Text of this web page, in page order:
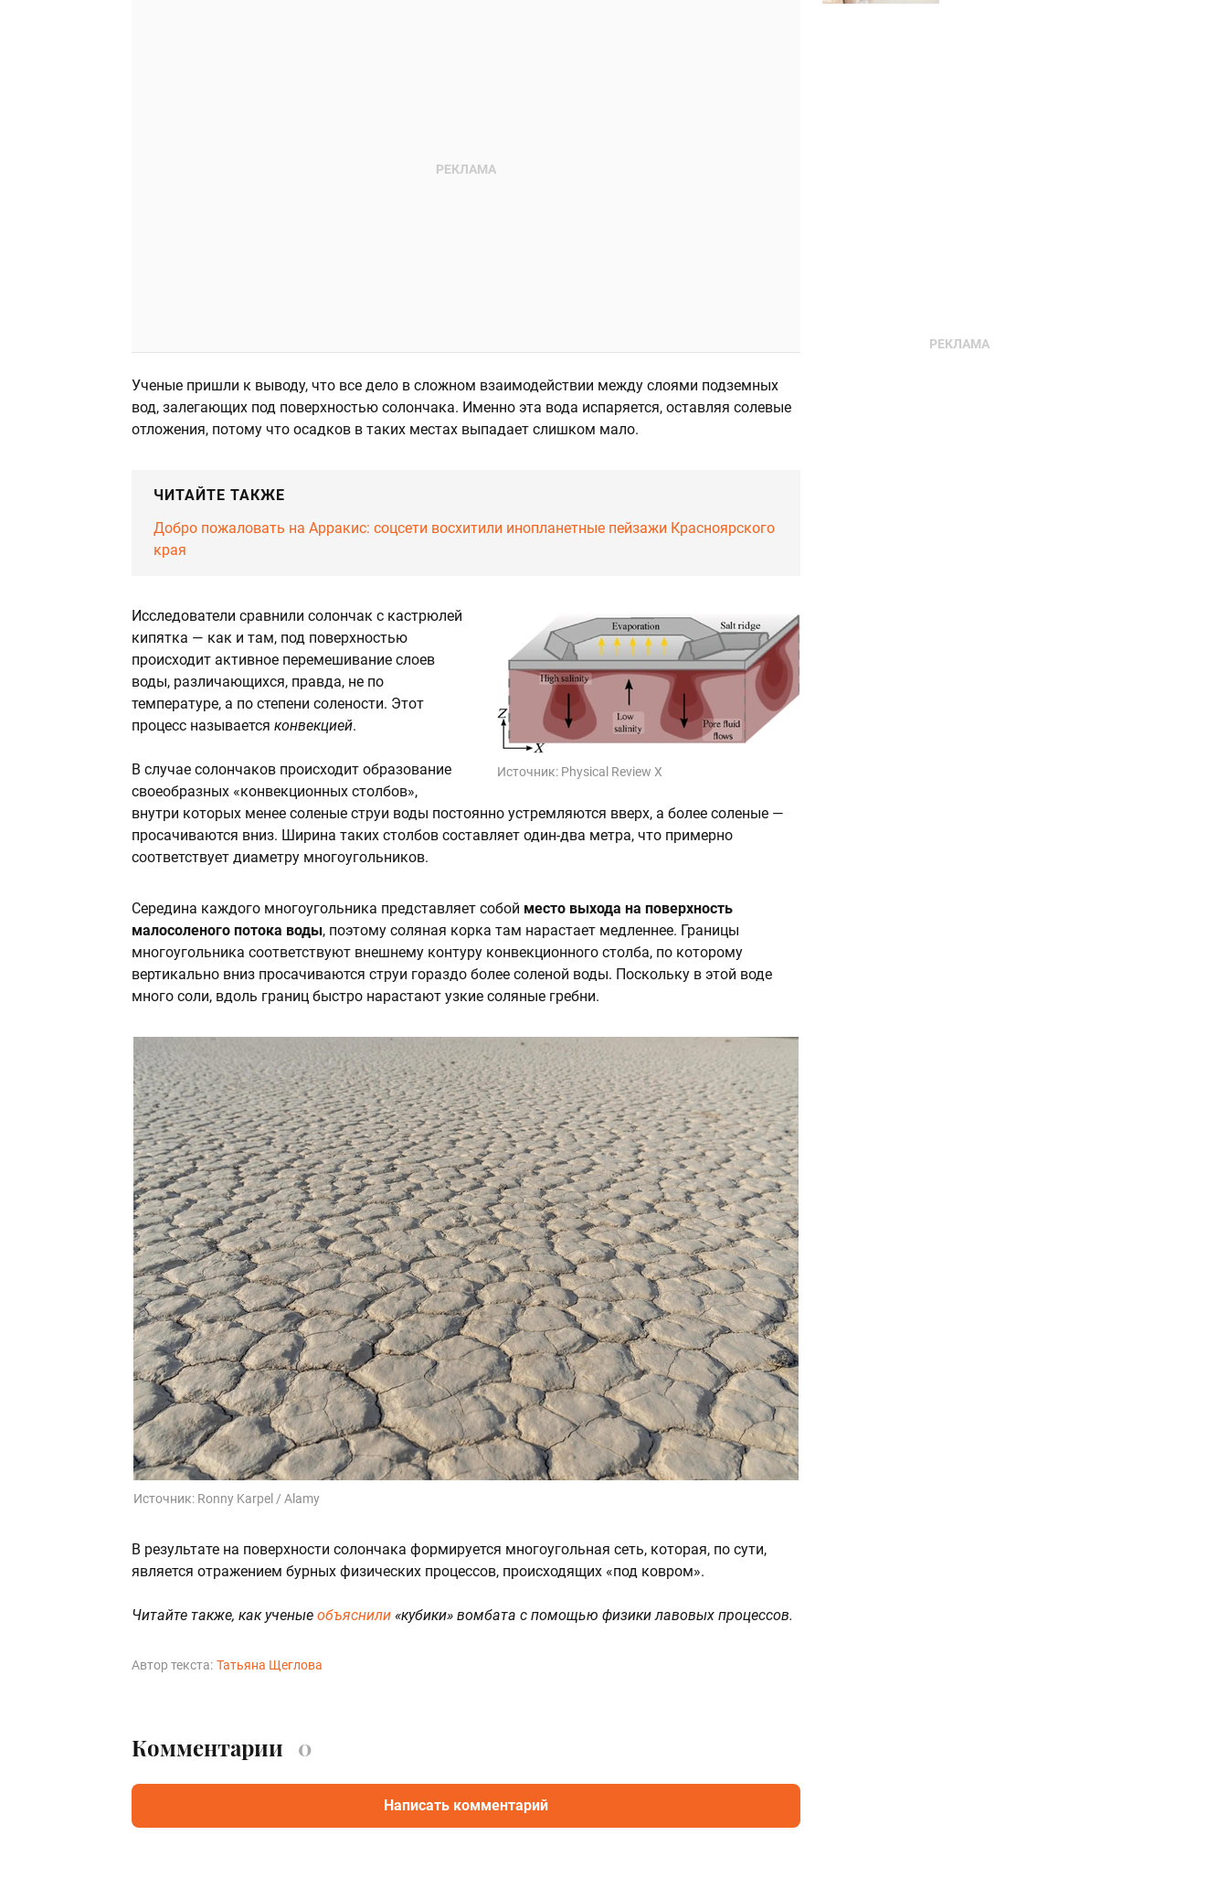
Ученые пришли к выводу, что все дело в сложном взаимодействии между слоями подземных
вод, залегающих под поверхностью солончака. Именно эта вода испаряется, оставляя солевые
отложения, потому что осадков в таких местах выпадает слишком мало.
ЧИТАЙТЕ ТАКЖЕ
Добро пожаловать на Арракис: соцсети восхитили инопланетные пейзажи Красноярского
края
Источник: Physical Review X
Исследователи сравнили солончак с кастрюлей
кипятка — как и там, под поверхностью
происходит активное перемешивание слоев
воды, различающихся, правда, не по
температуре, а по степени солености. Этот
процесс называется конвекцией.
В случае солончаков происходит образование
своеобразных «конвекционных столбов»,
внутри которых менее соленые струи воды постоянно устремляются вверх, а более соленые —
просачиваются вниз. Ширина таких столбов составляет один-два метра, что примерно
соответствует диаметру многоугольников.
Середина каждого многоугольника представляет собой место выхода на поверхность
малосоленого потока воды, поэтому соляная корка там нарастает медленнее. Границы
многоугольника соответствуют внешнему контуру конвекционного столба, по которому
вертикально вниз просачиваются струи гораздо более соленой воды. Поскольку в этой воде
много соли, вдоль границ быстро нарастают узкие соляные гребни.
Источник: Ronny Karpel / Alamy
В результате на поверхности солончака формируется многоугольная сеть, которая, по сути,
является отражением бурных физических процессов, происходящих «под ковром».
Читайте также, как ученые объяснили «кубики» вомбата с помощью физики лавовых процессов.
Автор текста: Татьяна Щеглова
Комментарии 0
Написать комментарий